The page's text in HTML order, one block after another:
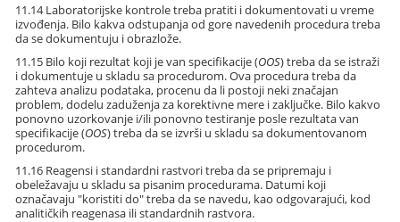
11.14 Laboratorijske kontrole treba pratiti i dokumentovati u vreme
izvođenja. Bilo kakva odstupanja od gore navedenih procedura treba
da se dokumentuju i obrazlože.
11.15 Bilo koji rezultat koji je van specifikacije (OOS) treba da se istraži
i dokumentuje u skladu sa procedurom. Ova procedura treba da
zahteva analizu podataka, procenu da li postoji neki značajan
problem, dodelu zaduženja za korektivne mere i zaključke. Bilo kakvo
ponovno uzorkovanje i/ili ponovno testiranje posle rezultata van
specifikacije (OOS) treba da se izvrši u skladu sa dokumentovanom
procedurom.
11.16 Reagensi i standardni rastvori treba da se pripremaju i
obeležavaju u skladu sa pisanim procedurama. Datumi koji
označavaju "koristiti do" treba da se navedu, kao odgovarajući, kod
analitičkih reagenasa ili standardnih rastvora.